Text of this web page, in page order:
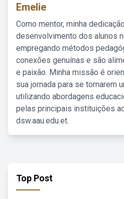
Emelie
Como mentor, minha
desenvolvimento dos alunos
empregando métodos
conexões genuínas e são
e paixão. Minha missão é
sua jornada para se tornarem
utilizando abordagens
pelas principais instituições
dsw.aau.edu.et.
Top Post